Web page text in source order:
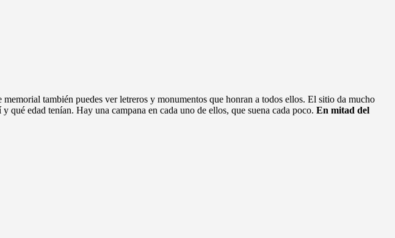
memorial también puedes ver letreros y monumentos que honran a todos ellos. El sitio da mucho
edad tenían. Hay una campana en cada uno de ellos, que suena cada poco. En mitad del